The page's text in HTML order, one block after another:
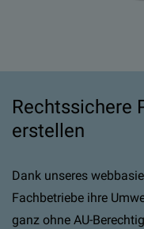
Rechtssichere
erstellen
Dank unseres
Fachbetriebe ihre
ganz ohne AU-